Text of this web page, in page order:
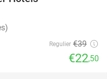
Regulier €39
€22,50